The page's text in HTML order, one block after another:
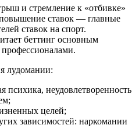
и стремление к «отбивке»
ставок — главные
ставок на спорт.
беттинг основным
лудомании:
психика, неудовлетворенность
целей;
зависимостей: наркомании